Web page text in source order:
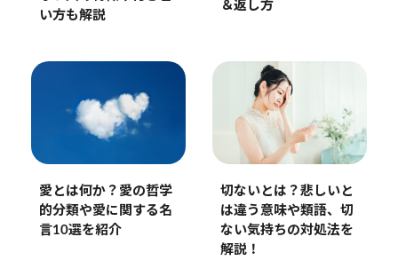
い方も解説
＆返し方
愛とは何か？愛の哲学
的分類や愛に関する名
言10選を紹介
切ないとは？悲しいと
は違う意味や類語、切
ない気持ちの対処法を
解説！